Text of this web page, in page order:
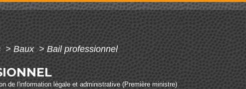
> Baux> Bail professionnel
de l'information légale et administrative (Première ministre)